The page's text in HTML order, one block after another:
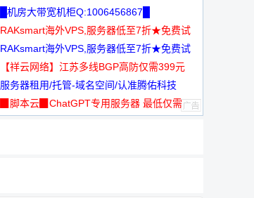
█机房大带宽机柜Q:1006456867█
RAKsmart海外VPS,服务器低至7折★免费试
用★
RAKsmart海外VPS,服务器低至7折★免费试
用★
【祥云网络】江苏多线BGP高防仅需399元
服务器租用/托管-域名空间/认准腾佑科技
▉脚本云▉ChatGPT专用服务器 最低仅需